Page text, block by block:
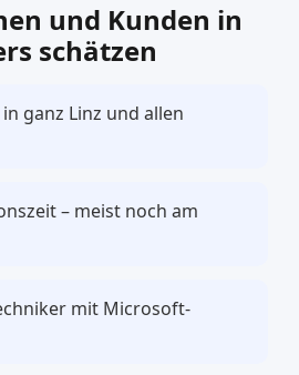
und Kunden in
schätzen
ganz Linz und allen
– meist noch am
mit Microsoft-